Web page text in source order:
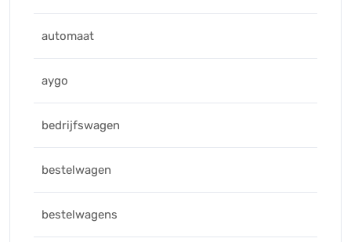
automaat
aygo
bedrijfswagen
bestelwagen
bestelwagens